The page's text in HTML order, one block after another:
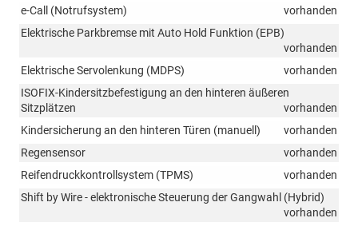
e-Call (Notrufsystem)
vorhanden
Elektrische Parkbremse mit Auto Hold Funktion (EPB)
vorhanden
Elektrische Servolenkung (MDPS)
vorhanden
ISOFIX-Kindersitzbefestigung an den hinteren äußeren
Sitzplätzen
vorhanden
Kindersicherung an den hinteren Türen (manuell)
vorhanden
Regensensor
vorhanden
Reifendruckkontrollsystem (TPMS)
vorhanden
Shift by Wire - elektronische Steuerung der Gangwahl (Hybrid)
vorhanden